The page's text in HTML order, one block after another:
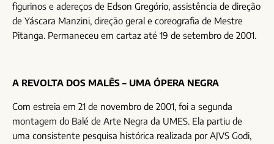
figurinos e adereços de Edson Gregório, assistência de direção
de Yáscara Manzini, direção geral e coreografia de Mestre
Pitanga. Permaneceu em cartaz até 19 de setembro de 2001.
A REVOLTA DOS MALÊS – UMA ÓPERA NEGRA
Com estreia em 21 de novembro de 2001, foi a segunda
montagem do Balé de Arte Negra da UMES. Ela partiu de
uma consistente pesquisa histórica realizada por AJVS Godi,